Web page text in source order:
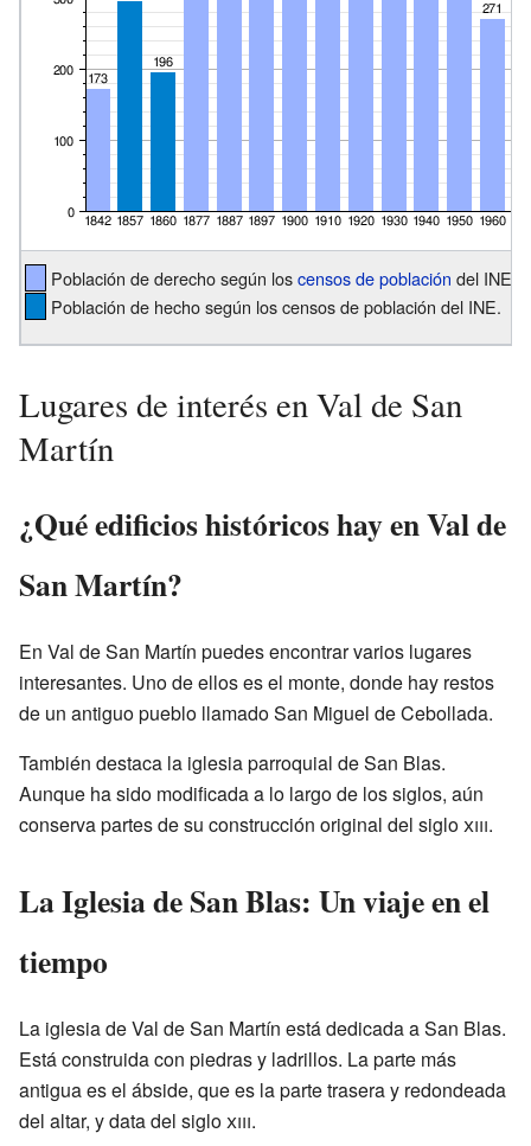
Población de derecho según loscensos de población del INE.
Población de hecho según los censos de población del INE.
Lugares de interés en Val de San
Martín
¿Qué edificios históricos hay en Val de
San Martín?
En Val de San Martín puedes encontrar varios lugares
interesantes. Uno de ellos es el monte, donde hay restos
de un antiguo pueblo llamado San Miguel de Cebollada.
También destaca la iglesia parroquial de San Blas.
Aunque ha sido modificada a lo largo de los siglos, aún
conserva partes de su construcción original del sigloxiii.
La Iglesia de San Blas: Un viaje en el
tiempo
La iglesia de Val de San Martín está dedicada a San Blas.
Está construida con piedras y ladrillos. La parte más
antigua es el ábside, que es la parte trasera y redondeada
del altar, y data del sigloxiii.